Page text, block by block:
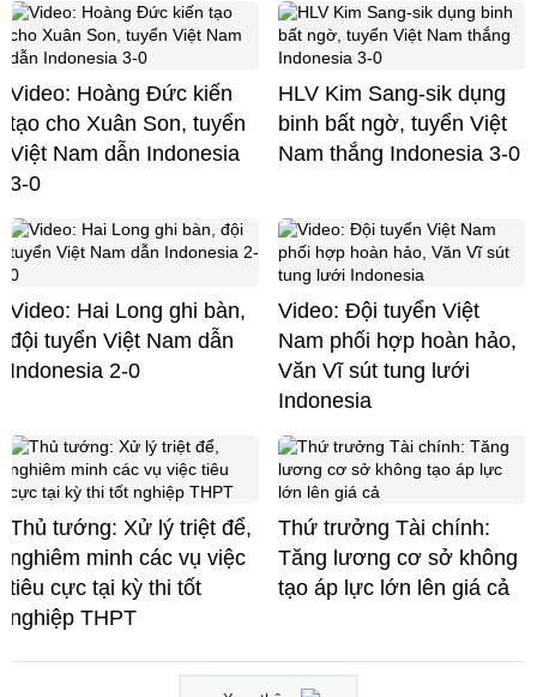
Video: Hoàng Đức kiến
tạo cho Xuân Son, tuyển
Việt Nam dẫn Indonesia
3-0
HLV Kim Sang-sik dụng
binh bất ngờ, tuyển Việt
Nam thắng Indonesia 3-0
Video: Hai Long ghi bàn,
đội tuyển Việt Nam dẫn
Indonesia 2-0
Video: Đội tuyển Việt
Nam phối hợp hoàn hảo,
Văn Vĩ sút tung lưới
Indonesia
Thủ tướng: Xử lý triệt để,
nghiêm minh các vụ việc
tiêu cực tại kỳ thi tốt
nghiệp THPT
Thứ trưởng Tài chính:
Tăng lương cơ sở không
tạo áp lực lớn lên giá cả